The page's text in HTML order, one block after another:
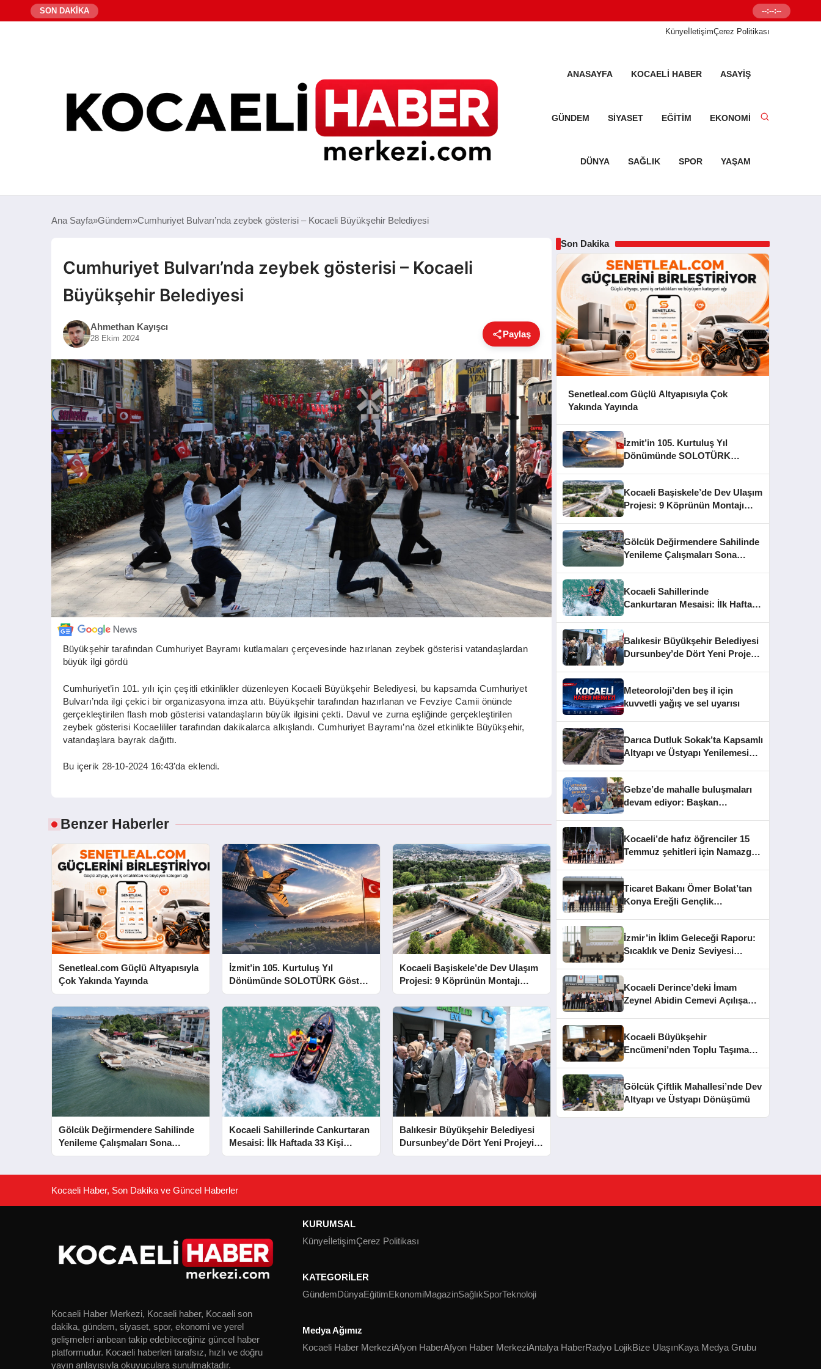
SON DAKİKA Senetleal.com
--:--:--
KünyeİletişimÇerez Politikası
ANASAYFA KOCAELI HABER ASAYIŞ
GÜNDEM SIYASET EĞITIM EKONOMI
DÜNYA SAĞLIK SPOR YAŞAM
Ana Sayfa Gündem Cumhuriyet Bulvarı’nda zeybek gösterisi – Kocaeli Büyükşehir Belediyesi
Cumhuriyet Bulvarı’nda zeybek gösterisi – Kocaeli
Büyükşehir Belediyesi
Ahmethan Kayışcı
28 Ekim 2024 Paylaş
Büyükşehir tarafından Cumhuriyet Bayramı kutlamaları çerçevesinde hazırlanan zeybek gösterisi vatandaşlardan
büyük ilgi gördü
Cumhuriyet’in 101. yılı için çeşitli etkinlikler düzenleyen Kocaeli Büyükşehir Belediyesi, bu kapsamda Cumhuriyet
Bulvarı’nda ilgi çekici bir organizasyona imza attı. Büyükşehir tarafından hazırlanan ve Fevziye Camii önünde
gerçekleştirilen flash mob gösterisi vatandaşların büyük ilgisini çekti. Davul ve zurna eşliğinde gerçekleştirilen
zeybek gösterisi Kocaelililer tarafından dakikalarca alkışlandı. Cumhuriyet Bayramı’na özel etkinlikte Büyükşehir,
vatandaşlara bayrak dağıttı.
Bu içerik 28-10-2024 16:43’da eklendi.
Benzer Haberler
Senetleal.com Güçlü Altyapısıyla
Çok Yakında Yayında
İzmit’in 105. Kurtuluş Yıl
Dönümünde SOLOTÜRK Gösteri
Yapacak
Kocaeli Başiskele’de Dev Ulaşım
Projesi: 9 Köprünün Montajı
Tamamlandı
Gölcük Değirmendere Sahilinde
Yenileme Çalışmaları Sona
Yaklaştı
Kocaeli Sahillerinde Cankurtaran
Mesaisi: İlk Haftada 33 Kişi
Kurtarıldı
Balıkesir Büyükşehir Belediyesi
Dursunbey’de Dört Yeni Projeyi
Hizmete Açtı
Son Dakika
Senetleal.com Güçlü Altyapısıyla Çok
Yakında Yayında
İzmit’in 105. Kurtuluş Yıl
Dönümünde SOLOTÜRK
Kocaeli Başiskele’de Dev Ulaşım
Projesi: 9 Köprünün Montajı
Gölcük Değirmendere Sahilinde
Yenileme Çalışmaları Sona
Kocaeli Sahillerinde
Cankurtaran Mesaisi: İlk Haftada
Balıkesir Büyükşehir Belediyesi
Dursunbey’de Dört Yeni Projeyi
Meteoroloji’den beş il için
kuvvetli yağış ve sel uyarısı
Darıca Dutluk Sokak’ta Kapsamlı
Altyapı ve Üstyapı Yenilemesi
Gebze’de mahalle buluşmaları
devam ediyor: Başkan
Kocaeli’de hafız öğrenciler 15
Temmuz şehitleri için Namazgâh
Ticaret Bakanı Ömer Bolat’tan
Konya Ereğli Gençlik
İzmir’in İklim Geleceği Raporu:
Sıcaklık ve Deniz Seviyesi
Kocaeli Derince’deki İmam
Zeynel Abidin Cemevi Açılışa
Kocaeli Büyükşehir
Encümeni’nden Toplu Taşıma
Gölcük Çiftlik Mahallesi’nde Dev
Altyapı ve Üstyapı Dönüşümü
Kocaeli Haber, Son Dakika ve Güncel Haberler
Kocaeli Haber Merkezi, Kocaeli haber, Kocaeli son
dakika, gündem, siyaset, spor, ekonomi ve yerel
gelişmeleri anbean takip edebileceğiniz güncel haber
platformudur. Kocaeli haberleri tarafsız, hızlı ve doğru
yayın anlayışıyla okuyuculara sunulmaktadır.
KURUMSAL
KünyeİletişimÇerez Politikası
KATEGORİLER
GündemDünyaEğitimEkonomiMagazinSağlıkSporTeknoloji
Medya Ağımız
Kocaeli Haber MerkeziAfyon HaberAfyon Haber MerkeziAntalya HaberRadyo LojikBize UlaşınKaya Medya Grubu